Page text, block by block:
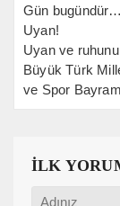
Gün bugündür…
Uyan!
Uyan ve
Büyük Türk
ve Spor
İLK